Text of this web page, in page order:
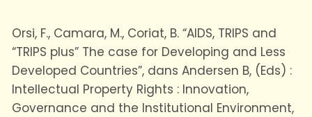
Orsi, F., Camara, M., Coriat, B. “AIDS, TRIPS and
“TRIPS plus” The case for Developing and Less
Developed Countries”, dans Andersen B, (Eds) :
Intellectual Property Rights : Innovation,
Governance and the Institutional Environment,